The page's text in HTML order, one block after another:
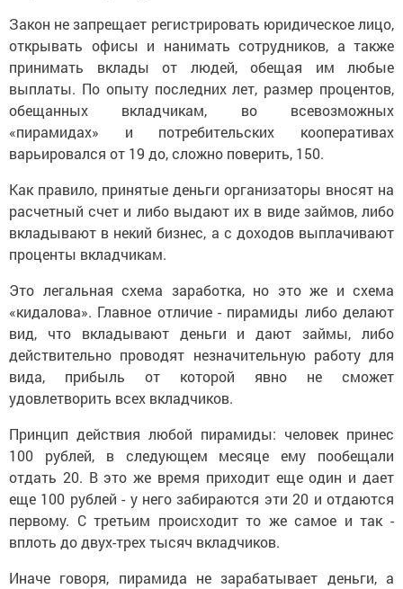
Закон не запрещает регистрировать юридическое лицо,
открывать офисы и нанимать сотрудников, а также
принимать вклады от людей, обещая им любые
выплаты. По опыту последних лет, размер процентов,
обещанных вкладчикам, во всевозможных
«пирамидах» и потребительских кооперативах
варьировался от 19 до, сложно поверить, 150.
Как правило, принятые деньги организаторы вносят на
расчетный счет и либо выдают их в виде займов, либо
вкладывают в некий бизнес, а с доходов выплачивают
проценты вкладчикам.
Это легальная схема заработка, но это же и схема
«кидалова». Главное отличие - пирамиды либо делают
вид, что вкладывают деньги и дают займы, либо
действительно проводят незначительную работу для
вида, прибыль от которой явно не сможет
удовлетворить всех вкладчиков.
Принцип действия любой пирамиды: человек принес
100 рублей, в следующем месяце ему пообещали
отдать 20. В это же время приходит еще один и дает
еще 100 рублей - у него забираются эти 20 и отдаются
первому. С третьим происходит то же самое и так -
вплоть до двух-трех тысяч вкладчиков.
Иначе говоря, пирамида не зарабатывает деньги, а